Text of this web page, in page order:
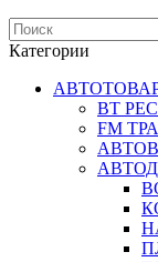
Категории
BT
FM